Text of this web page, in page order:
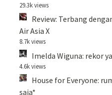
29.3k views
Review: Terbang
Air Asia X
8.7k views
Imelda Wiguna: rekor
4.6k views
House for Everyone:
saja*